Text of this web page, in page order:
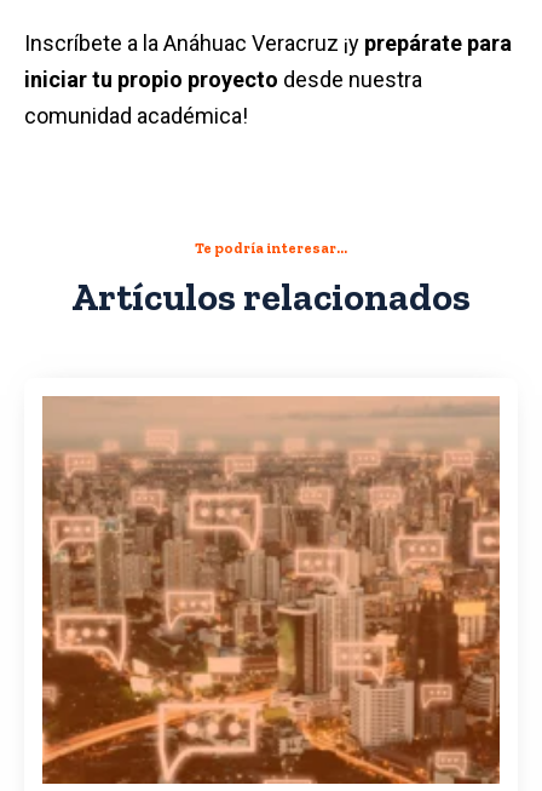
Inscríbete a la Anáhuac Veracruz ¡y prepárate para
iniciar tu propio proyecto desde nuestra
comunidad académica!
Te podría interesar...
Artículos relacionados